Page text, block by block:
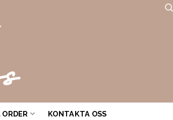
KONTAKTA OSS